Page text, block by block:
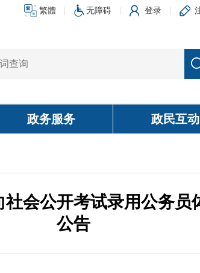
繁體 无障碍 登录
政务服务 政民互动
社会公开考试录用公务员
公告